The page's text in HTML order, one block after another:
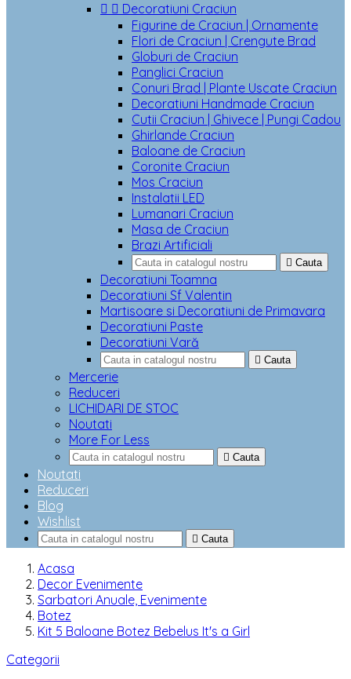
  Decoratiuni Craciun
Figurine de Craciun | Ornamente
Flori de Craciun | Crengute Brad
Globuri de Craciun
Panglici Craciun
Conuri Brad | Plante Uscate Craciun
Decoratiuni Handmade Craciun
Cutii Craciun | Ghivece | Pungi Cadou
Ghirlande Craciun
Baloane de Craciun
Coronite Craciun
Mos Craciun
Instalatii LED
Lumanari Craciun
Masa de Craciun
Brazi Artificiali
 Cauta
Decoratiuni Toamna
Decoratiuni Sf Valentin
Martisoare si Decoratiuni de Primavara
Decoratiuni Paste
Decoratiuni Vară
 Cauta
Mercerie
Reduceri
LICHIDARI DE STOC
Noutati
More For Less
 Cauta
Noutati
Reduceri
Blog
Wishlist
 Cauta
Acasa
Decor Evenimente
Sarbatori Anuale, Evenimente
Botez
Kit 5 Baloane Botez Bebelus It's a Girl
Categorii